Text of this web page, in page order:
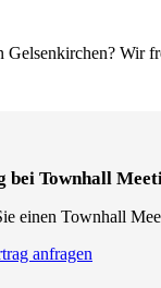
Wir
bei Townhall
einen Townhall
anfragen